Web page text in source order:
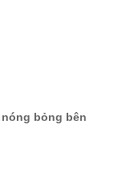
nóng bỏng bên